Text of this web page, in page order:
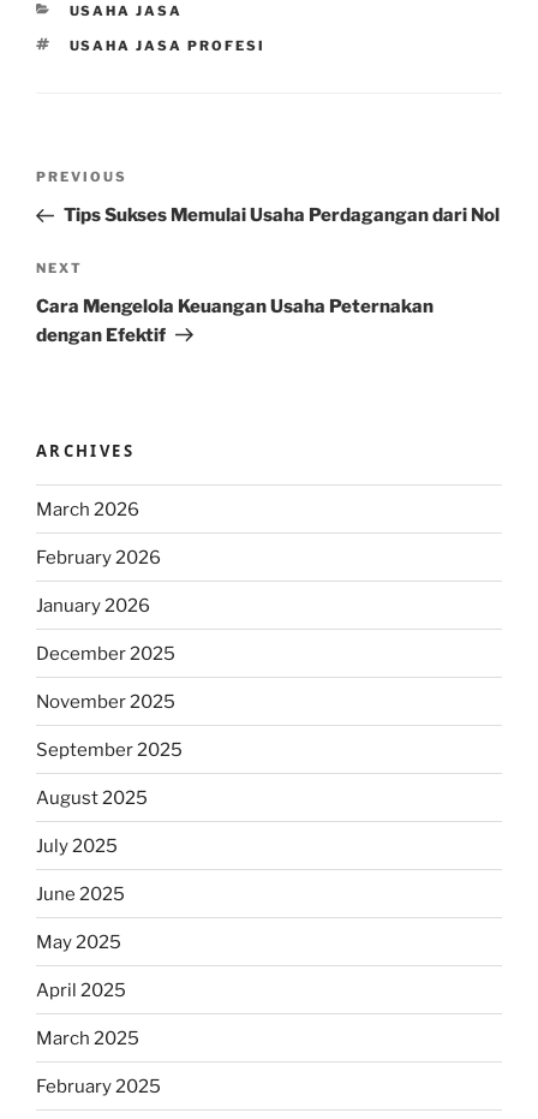
CATEGORIES
USAHA JASA
TAGS
USAHA JASA PROFESI
Previous
Post
PREVIOUS
Tips Sukses Memulai Usaha Perdagangan dari Nol
Next
Post
NEXT
Cara Mengelola Keuangan Usaha Peternakan
dengan Efektif
ARCHIVES
March 2026
February 2026
January 2026
December 2025
November 2025
September 2025
August 2025
July 2025
June 2025
May 2025
April 2025
March 2025
February 2025